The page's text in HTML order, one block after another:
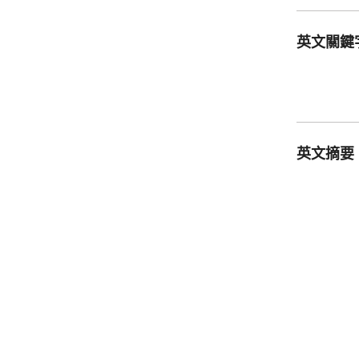
英文關鍵
英文摘要